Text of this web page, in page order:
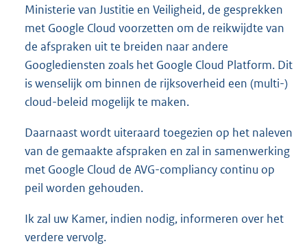
Ministerie van Justitie en Veiligheid, de gesprekken
met Google Cloud voorzetten om de reikwijdte van
de afspraken uit te breiden naar andere
Googlediensten zoals het Google Cloud Platform. Dit
is wenselijk om binnen de rijksoverheid een (multi-)
cloud-beleid mogelijk te maken.
Daarnaast wordt uiteraard toegezien op het naleven
van de gemaakte afspraken en zal in samenwerking
met Google Cloud de AVG-compliancy continu op
peil worden gehouden.
Ik zal uw Kamer, indien nodig, informeren over het
verdere vervolg.